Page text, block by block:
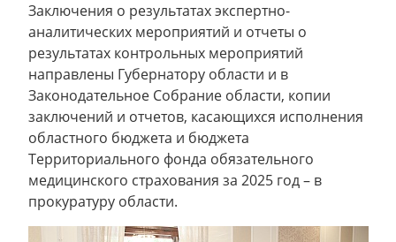
Заключения о результатах экспертно-
аналитических мероприятий и отчеты о
результатах контрольных мероприятий
направлены Губернатору области и в
Законодательное Собрание области, копии
заключений и отчетов, касающихся исполнения
областного бюджета и бюджета
Территориального фонда обязательного
медицинского страхования за 2025 год – в
прокуратуру области.